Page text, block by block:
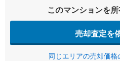
このマンションを
売却査定を
同じエリアの売却価